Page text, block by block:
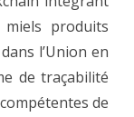
produits
l’Union en
de traçabilité
de